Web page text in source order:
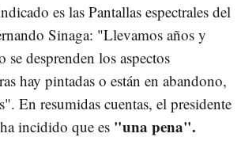
es las Pantallas espectrales del
Sinaga: "Llevamos años y
desprenden los aspectos
hay pintadas o están en abandono,
En resumidas cuentas, el presidente
incidido que es "una pena".